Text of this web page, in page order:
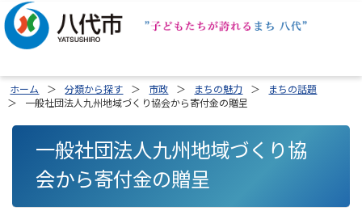
ホーム 分類から探す 市政 まちの魅力
まちの話題
一般社団法人九州地域づくり協会から寄付金の贈呈
一般社団法人九州地域づくり協
会から寄付金の贈呈